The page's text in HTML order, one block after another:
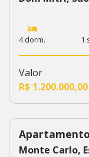
4 dorm. 1
Valor
R$ 1.200.000,00
333
Apartamento
Monte Carlo,